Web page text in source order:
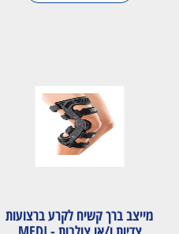
מייצב ברך קשיח לקרע ברצועות